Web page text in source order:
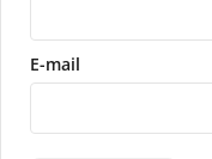
E-mail